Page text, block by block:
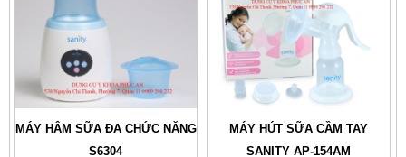
MÁY HÂM SỮA ĐA CHỨC NĂNG
S6304
MÁY HÚT SỮA CẦM TAY
SANITY AP-154AM